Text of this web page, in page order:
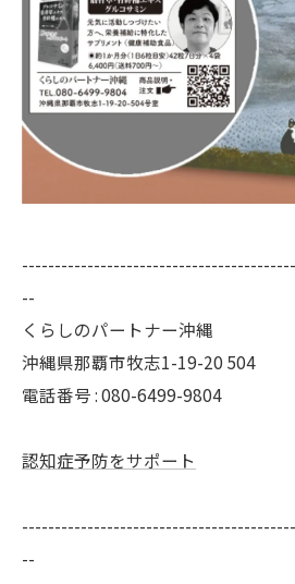
--
くらしのパートナー沖縄
沖縄県那覇市牧志1-19-20 504
電話番号 : 080-6499-9804
認知症予防をサポート
--